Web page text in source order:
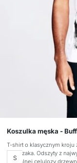
Koszulka męska -
T-shirt o klasycznym kroju
Ratajczaka. Odszyty z
Rozmiar
S